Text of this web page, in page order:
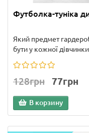
Футболка-туніка
Який предмет
бути у кожної
128грн 77грн
В корзину